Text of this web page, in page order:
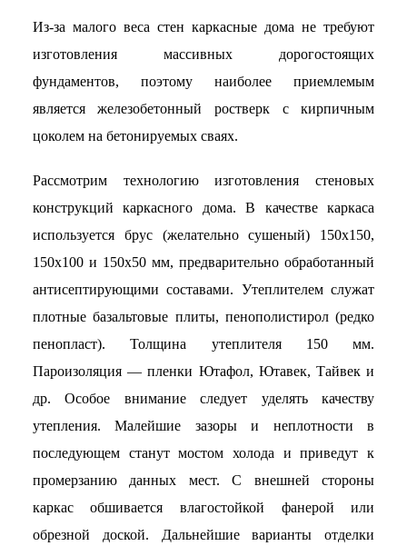
Из-за малого веса стен каркасные дома не требуют
изготовления массивных дорогостоящих
фундаментов, поэтому наиболее приемлемым
является железобетонный ростверк с кирпичным
цоколем на бетонируемых сваях.
Рассмотрим технологию изготовления стеновых
конструкций каркасного дома. В качестве каркаса
используется брус (желательно сушеный) 150х150,
150х100 и 150х50 мм, предварительно обработанный
антисептирующими составами. Утеплителем служат
плотные базальтовые плиты, пенополистирол (редко
пенопласт). Толщина утеплителя 150 мм.
Пароизоляция — пленки Ютафол, Ютавек, Тайвек и
др. Особое внимание следует уделять качеству
утепления. Малейшие зазоры и неплотности в
последующем станут мостом холода и приведут к
промерзанию данных мест. С внешней стороны
каркас обшивается влагостойкой фанерой или
обрезной доской. Дальнейшие варианты отделки